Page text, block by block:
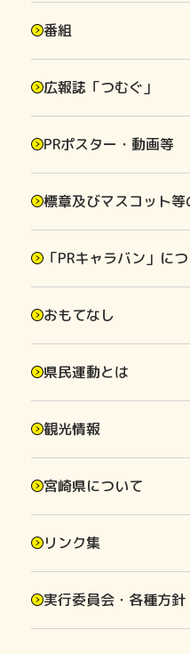
番組
広報誌「つむぐ」
PRポスター・動画等
標章及びマスコット
「PRキャラバン」に
おもてなし
県民運動とは
観光情報
宮崎県について
リンク集
実行委員会・各種方針